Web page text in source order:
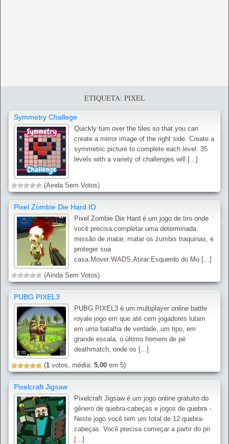
ETIQUETA: PIXEL
Symmetry Challege
Quickly turn over the tiles so that you can
create a mirror image of the right side. Create a
symmetric picture to complete each level. 35
levels with a variety of challenges will [...]
(Ainda Sem Votos)
Pixel Zombie Die Hard.IO
Pixel Zombie Die Hard é um jogo de tiro onde
você precisa completar uma determinada
missão de matar, matar os zumbis traquinas, e
proteger sua
casa.Mover:WADS,Atirar:Esquerdo do Mo [...]
(Ainda Sem Votos)
PUBG PIXEL3
PUBG PIXEL3 é um multiplayer online battle
royale jogo em que até cem jogadores lutam
em uma batalha de verdade, um tipo, em
grande escala, o último homem de pé
deathmatch, onde os [...]
(1 votos, média: 5,00 em 5)
Pixelcraft Jigsaw
Pixelcraft Jigsaw é um jogo online gratuito do
gênero de quebra-cabeças e jogos de quebra -.
Neste jogo você tem um total de 12 quebra-
cabeças. Você precisa começar a partir do pri
[...]